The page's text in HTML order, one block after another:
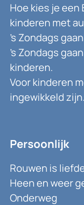
Hoe kies je een
kinderen met
’s Zondags
’s Zondags
kinderen.
Voor kinderen
ingewikkeld zijn.
Persoonlijk
Rouwen is
Heen en weer
Onderweg